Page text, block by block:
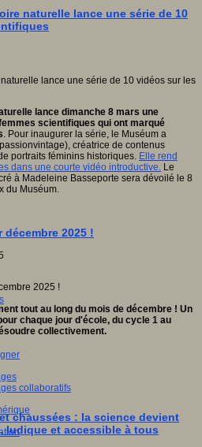
collaboratifs
naturelle lance une série de 10
lance dimanche 8 mars une
scientifiques qui ont marqué
. Pour inaugurer la série, le Muséum a
créatrice de contenus
portraits féminins historiques. Elle rend
dans une courte vidéo introductive. Le
à Madeleine Basseporte sera dévoilé le 8
du Muséum.
2025 !
tout au long du mois de décembre ! Un
chaque jour d'école, du cycle 1 au
collectivement.
chaussées : la science devient
ludique et accessible à tous